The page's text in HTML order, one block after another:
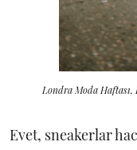
Londra Moda
Evet, sneakerlar